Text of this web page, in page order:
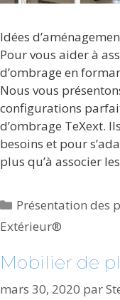
Idées
Pour vous aider à
d’ombrage en
Nous vous
configurations
d’ombrage TeXext.
besoins et pour
plus qu’à associer
Catégories
Présentation des
Extérieur®
Mobilier de
mars 30, 2020 par